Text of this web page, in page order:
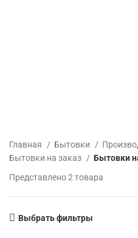
Главная Бытовки
Бытовки на заказ
Бытовки
Представлено 2 товара
Выбрать фильтры